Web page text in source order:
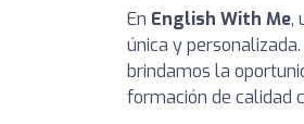
En English With Me,
única y
brindamos la
formación de calidad